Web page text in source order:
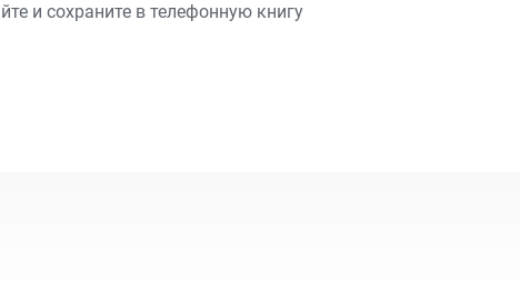
и сохраните в телефонную книгу